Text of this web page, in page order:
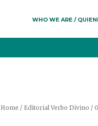
WHO WE ARE /
Home / Editorial Verbo Divino /